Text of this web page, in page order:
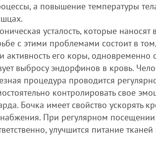
а повышение температуры
усталость, которые
с этими проблемами состоит в
его коры, одновременно
выбросу эндорфинов в кровь.
процедура проводится
контролировать свое
Бочка имеет свойство ускорять
При регулярном
улучшится питание